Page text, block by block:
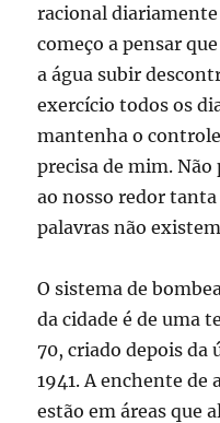
racional
começo a pensar
a água subir
exercício todos os
mantenha o
precisa de mim.
ao nosso redor
palavras não
O sistema de
da cidade é de uma
70, criado depois da
1941. A enchente de
estão em áreas que